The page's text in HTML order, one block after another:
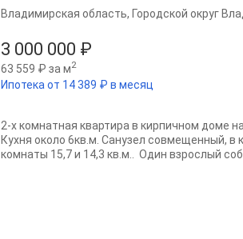
3 000 000 ₽
63 559 ₽ за м2
Ипотека от 14 389 ₽ в месяц
Владимирская область, Городской округ
2-х комнатная квартира в кирпичном доме
Кухня около 6кв.м. Санузел совмещенный,
комнаты 15,7 и 14,3 кв.м.. Один взрослый